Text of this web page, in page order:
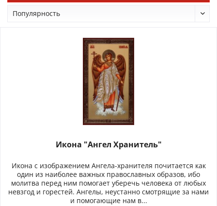
Икона "Ангел Хранитель"
Икона с изображением Ангела-хранителя почитается как
один из наиболее важных православных образов, ибо
молитва перед ним помогает уберечь человека от любых
невзгод и горестей. Ангелы, неустанно смотрящие за нами
и помогающие нам в...